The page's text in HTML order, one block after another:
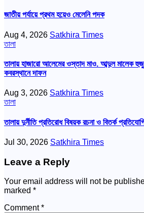
জাতীয় পর্যায়ে প্রথম হয়েও মেলেনি পদক
Aug 4, 2026 Satkhira Times
তালা
তালায় হাজারো আলেমের ওস্তাদ মাও. আব্দুল মালেক
কবরস্থানে দাফন
Aug 3, 2026 Satkhira Times
তালা
তালায় দুর্নীতি প্রতিরোধ বিষয়ক রচনা ও বিতর্ক
Jul 30, 2026 Satkhira Times
Leave a Reply
Your email address will not be
marked *
Comment*